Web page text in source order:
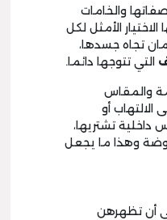
والخامات
الأمثل لكل
تجاه جسدها،
التي تتوجها دائما.
والمقاس
أو
تشتريها،
وهذا ما يجعل
أن تظهرهن